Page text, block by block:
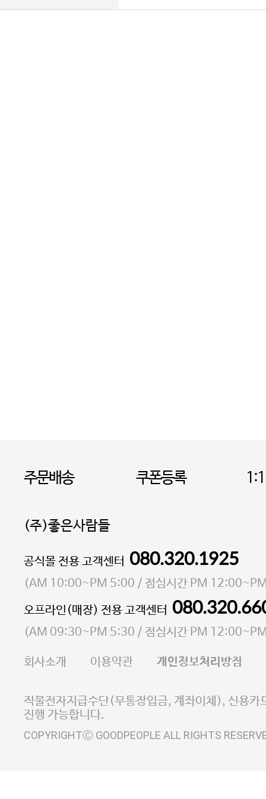
주문배송 쿠폰등록
(주)좋은사람들
대표 이성현,박영환| 개인정보관리책임자 김상현
소재지 서울특별시 마포구 마포대로4다길 41 마포
통신판매업 신고번호 2023-서울마포-3931호
사업자등록번호 105-81-58242
E-MAIL goodpeople@gpin.co.kr
사업자정보확인
이니시스 에스크로 서비
공식몰 전용 고객센터 080.320.1925
(AM 10:00~PM 5:00 / 점심시간 PM
오프라인(매장) 전용 고객센터
(AM 09:30~PM 5:30 / 점심시간 PM
회사소개 이용약관 개인정보처리방침
직불전자지급수단(무통장입금, 계좌이체), 신용카
진행 가능합니다.
COPYRIGHTⒸ GOODPEOPLE ALL RIGHTS